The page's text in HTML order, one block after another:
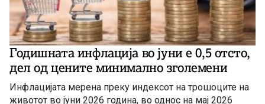
Годишната инфлација во јуни е 0,5 отсто,
дел од цените минимално зголемени
Инфлацијата мерена преку индексот на трошоците на
животот во јуни 2026 година, во однос на мај 2026